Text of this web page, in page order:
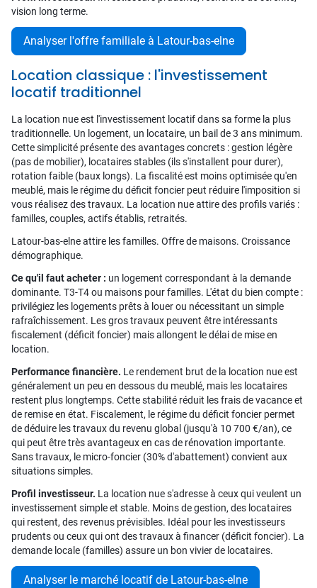
vision long terme.
Analyser l'offre familiale à Latour-bas-elne
Location classique : l'investissement
locatif traditionnel
La location nue est l'investissement locatif dans sa forme la plus
traditionnelle. Un logement, un locataire, un bail de 3 ans minimum.
Cette simplicité présente des avantages concrets : gestion légère
(pas de mobilier), locataires stables (ils s'installent pour durer),
rotation faible (baux longs). La fiscalité est moins optimisée qu'en
meublé, mais le régime du déficit foncier peut réduire l'imposition si
vous réalisez des travaux. La location nue attire des profils variés :
familles, couples, actifs établis, retraités.
Latour-bas-elne attire les familles. Offre de maisons. Croissance
démographique.
Ce qu'il faut acheter : un logement correspondant à la demande
dominante. T3-T4 ou maisons pour familles. L'état du bien compte :
privilégiez les logements prêts à louer ou nécessitant un simple
rafraîchissement. Les gros travaux peuvent être intéressants
fiscalement (déficit foncier) mais allongent le délai de mise en
location.
Performance financière. Le rendement brut de la location nue est
généralement un peu en dessous du meublé, mais les locataires
restent plus longtemps. Cette stabilité réduit les frais de vacance et
de remise en état. Fiscalement, le régime du déficit foncier permet
de déduire les travaux du revenu global (jusqu'à 10 700 €/an), ce
qui peut être très avantageux en cas de rénovation importante.
Sans travaux, le micro-foncier (30% d'abattement) convient aux
situations simples.
Profil investisseur. La location nue s'adresse à ceux qui veulent un
investissement simple et stable. Moins de gestion, des locataires
qui restent, des revenus prévisibles. Idéal pour les investisseurs
prudents ou ceux qui ont des travaux à financer (déficit foncier). La
demande locale (familles) assure un bon vivier de locataires.
Analyser le marché locatif de Latour-bas-elne